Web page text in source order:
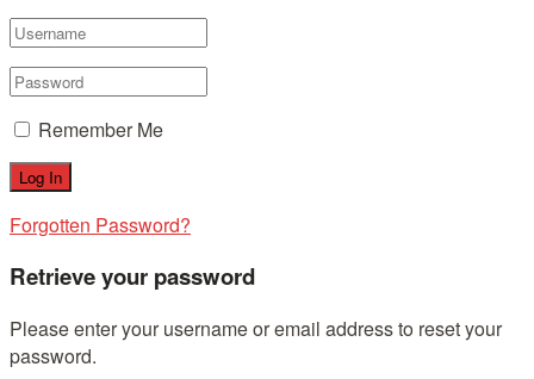
Remember Me
Forgotten Password?
Retrieve your password
Please enter your username or email address to reset your
password.